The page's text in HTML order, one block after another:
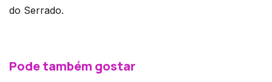
do Serrado.
Pode também gostar